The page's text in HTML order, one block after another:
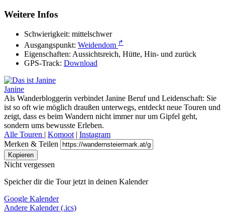
Weitere Infos
Schwierigkeit: mittelschwer
Ausgangspunkt: Weidendom ↱
Eigenschaften: Aussichtsreich, Hütte, Hin- und zurück
GPS-Track: Download
Janine
Als Wanderbloggerin verbindet Janine Beruf und Leidenschaft: Sie
ist so oft wie möglich draußen unterwegs, entdeckt neue Touren und
zeigt, dass es beim Wandern nicht immer nur um Gipfel geht,
sondern ums bewusste Erleben.
Alle Touren | Komoot | Instagram
Merken & Teilen
Kopieren
Nicht vergessen
Speicher dir die Tour jetzt in deinen Kalender
Google Kalender
Andere Kalender (.ics)